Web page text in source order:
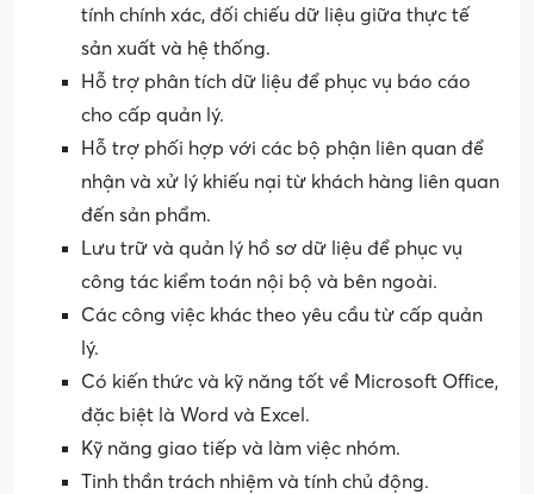
tính chính xác, đối chiếu dữ liệu giữa thực tế
sản xuất và hệ thống.
Hỗ trợ phân tích dữ liệu để phục vụ báo cáo
cho cấp quản lý.
Hỗ trợ phối hợp với các bộ phận liên quan để
nhận và xử lý khiếu nại từ khách hàng liên quan
đến sản phẩm.
Lưu trữ và quản lý hồ sơ dữ liệu để phục vụ
công tác kiểm toán nội bộ và bên ngoài.
Các công việc khác theo yêu cầu từ cấp quản
lý.
Có kiến thức và kỹ năng tốt về Microsoft Office,
đặc biệt là Word và Excel.
Kỹ năng giao tiếp và làm việc nhóm.
Tinh thần trách nhiệm và tính chủ động.